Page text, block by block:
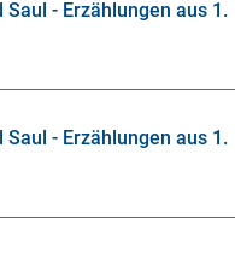
Saul - Erzählungen aus 1.
Saul - Erzählungen aus 1.